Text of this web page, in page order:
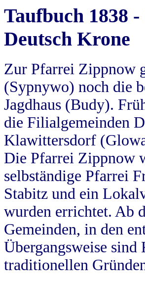
Taufbuch 1838
Deutsch Krone
Zur Pfarrei Zippnow
(Sypnywo) noch die
Jagdhaus (Budy).
die Filialgemeinden
Klawittersdorf
Die Pfarrei Zippnow
selbständige Pfarrei
Stabitz und ein
wurden errichtet. Ab
Gemeinden, in den
Übergangsweise sind
traditionellen